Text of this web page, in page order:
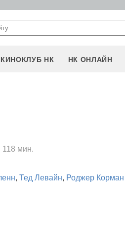
КИНОКЛУБ НК НК ОНЛАЙН
118 мин.
, Тед Левайн, Роджер Корман